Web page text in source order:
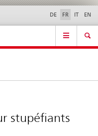
Contact | Support &
aide
DE FR IT EN
stupéfiants